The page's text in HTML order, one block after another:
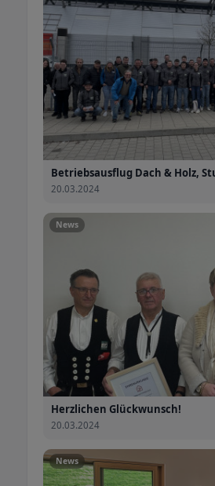
Betriebsausflug Dach & Holz,
20.03.2024
News
Herzlichen Glückwunsch!
20.03.2024
News